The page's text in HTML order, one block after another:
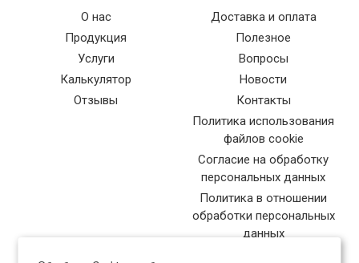
О нас
Продукция
Услуги
Калькулятор
Отзывы
Доставка и оплата
Полезное
Вопросы
Новости
Контакты
Политика использования
файлов cookie
Согласие на обработку
персональных данных
Политика в отношении
обработки персональных
данных